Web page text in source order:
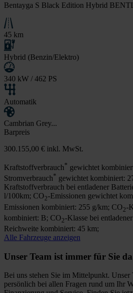
Bentayga S Black Edition Hybrid
45 km
Hybrid (Benzin/Elektro)
340 kW / 462 PS
Automatik
Cambrian Grey...
Barpreis
300.155,00 € inkl. MwSt.
Kraftstoffverbrauch* gewichtet
Stromverbrauch* gewichtet kombiniert:
Kraftstoffverbrauch bei entladener
l/100km; CO2-Emissionen gewichtet
Emissionen kombiniert: 255 g/km; CO2-
kombiniert: B; CO2-Klasse bei
Reichweite kombiniert: 45 km;
Alle Fahrzeuge anzeigen
Unser Team ist immer für Sie
Bei uns stehen Sie im Mittelpunkt. Unser
persönlich bei allen Fragen rund um Ihr